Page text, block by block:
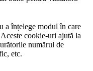
a înțelege modul în care
cookie-uri ajută la
numărul de
etc.